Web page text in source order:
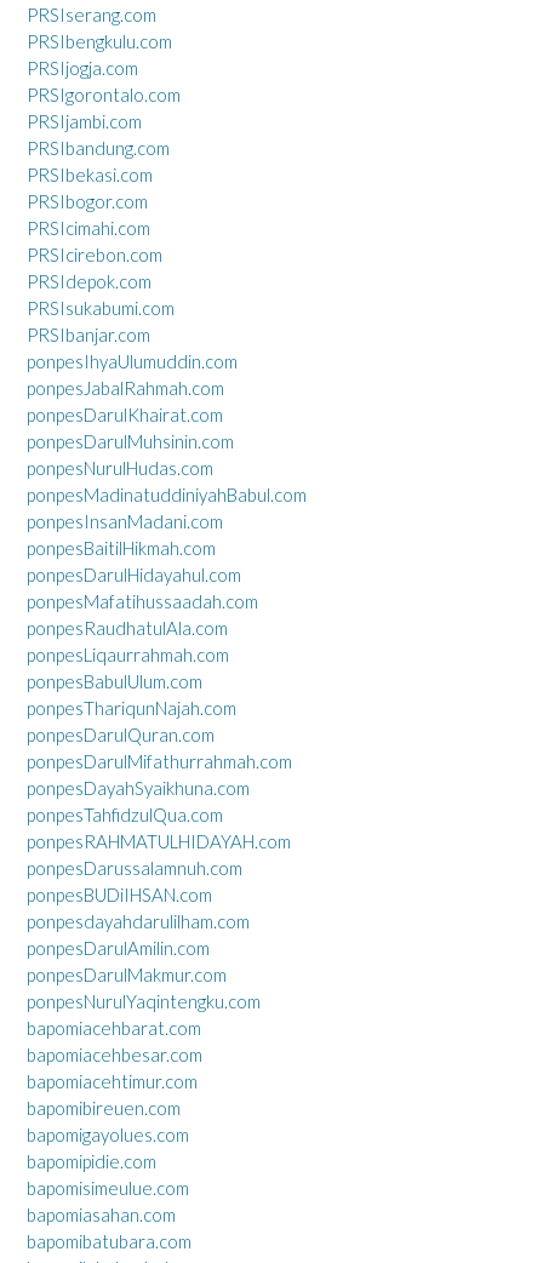
PRSIserang.com
PRSIbengkulu.com
PRSIjogja.com
PRSIgorontalo.com
PRSIjambi.com
PRSIbandung.com
PRSIbekasi.com
PRSIbogor.com
PRSIcimahi.com
PRSIcirebon.com
PRSIdepok.com
PRSIsukabumi.com
PRSIbanjar.com
ponpesIhyaUlumuddin.com
ponpesJabalRahmah.com
ponpesDarulKhairat.com
ponpesDarulMuhsinin.com
ponpesNurulHudas.com
ponpesMadinatuddiniyahBabul.com
ponpesInsanMadani.com
ponpesBaitilHikmah.com
ponpesDarulHidayahul.com
ponpesMafatihussaadah.com
ponpesRaudhatulAla.com
ponpesLiqaurrahmah.com
ponpesBabulUlum.com
ponpesThariqunNajah.com
ponpesDarulQuran.com
ponpesDarulMifathurrahmah.com
ponpesDayahSyaikhuna.com
ponpesTahfidzulQua.com
ponpesRAHMATULHIDAYAH.com
ponpesDarussalamnuh.com
ponpesBUDiIHSAN.com
ponpesdayahdarulilham.com
ponpesDarulAmilin.com
ponpesDarulMakmur.com
ponpesNurulYaqintengku.com
bapomiacehbarat.com
bapomiacehbesar.com
bapomiacehtimur.com
bapomibireuen.com
bapomigayolues.com
bapomipidie.com
bapomisimeulue.com
bapomiasahan.com
bapomibatubara.com